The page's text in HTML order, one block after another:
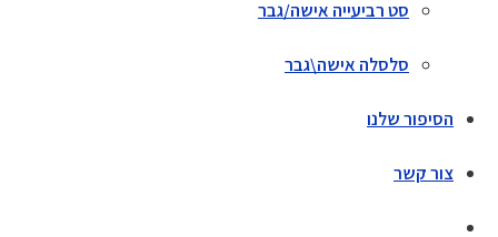
סט רביעייה אישה/גבר
סלסלה אישה\גבר
הסיפור שלנו
צור קשר